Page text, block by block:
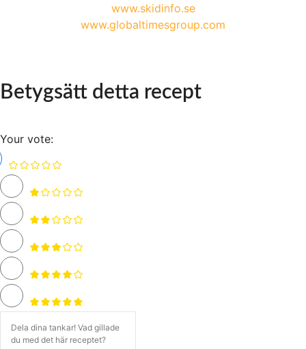
www.skidinfo.se
www.globaltimesgroup.com
Betygsätt detta recept
Your vote: